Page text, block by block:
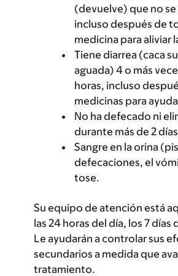
(devuelve) que no
incluso después de
medicina para aliviar
Tiene diarrea (caca
aguada) 4 o más
horas, incluso
medicinas para
No ha defecado ni
durante más de 2
Sangre en la orina
defecaciones, el
tose.
Su equipo de atención está
las 24 horas del día, los 7 días
Le ayudarán a controlar sus
secundarios a medida que
tratamiento.